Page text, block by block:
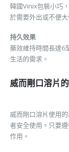
韓國Vinix包裝小巧
於需要外出或不便
持久效果
藥效維持時間長達6
生活的需求。
威而剛口溶片
威而剛口溶片使用
者安全使用。只要
作用。